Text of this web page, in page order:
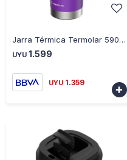
Jarra Térmica Termolar 590 Ml con Sorbito - VIOLETA
UYU 1.599
UYU 1.359
